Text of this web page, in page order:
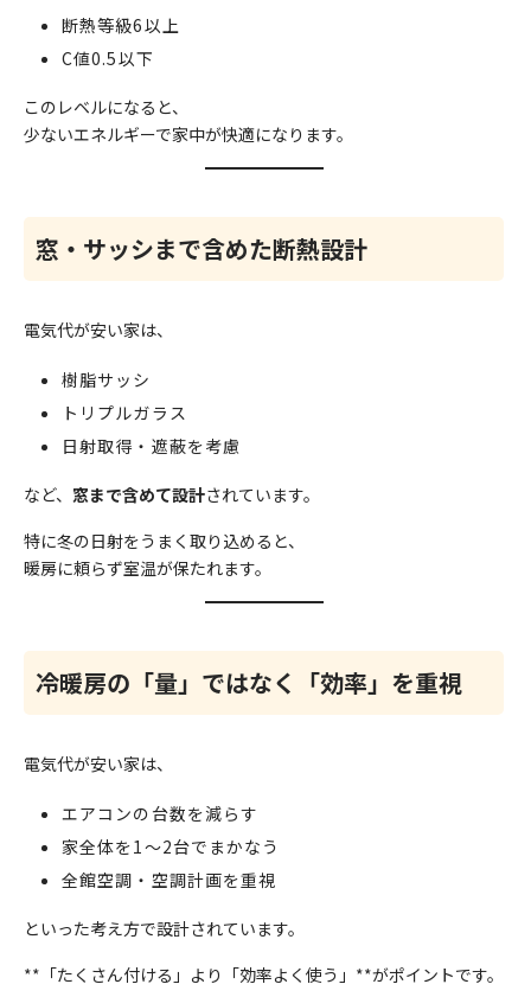
断熱等級6以上
C値0.5以下
このレベルになると、
少ないエネルギーで家中が快適になります。
窓・サッシまで含めた断熱設計
電気代が安い家は、
樹脂サッシ
トリプルガラス
日射取得・遮蔽を考慮
など、 窓まで含めて設計されています。
特に冬の日射をうまく取り込めると、
暖房に頼らず室温が保たれます。
冷暖房の「量」ではなく「効率」を重視
電気代が安い家は、
エアコンの台数を減らす
家全体を1〜2台でまかなう
全館空調・空調計画を重視
といった考え方で設計されています。
**「たくさん付ける」より「効率よく使う」**がポイントです。